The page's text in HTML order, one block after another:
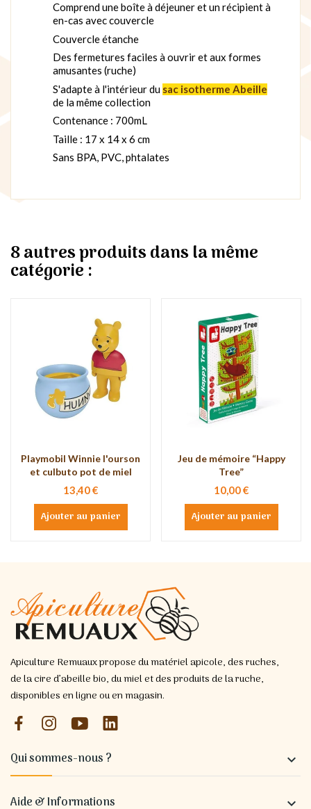
Comprend une boîte à déjeuner et un récipient à
en-cas avec couvercle
Couvercle étanche
Des fermetures faciles à ouvrir et aux formes
amusantes (ruche)
S'adapte à l'intérieur du sac isotherme Abeille
de la même collection
Contenance : 700mL
Taille : 17 x 14 x 6 cm
Sans BPA, PVC, phtalates
8 autres produits dans la même
catégorie :
Playmobil Winnie l'ourson
et culbuto pot de miel
13,40 €
Ajouter au panier
Jeu de mémoire “Happy
Tree”
10,00 €
Ajouter au panier
Apiculture Remuaux propose du matériel apicole, des ruches,
de la cire d’abeille bio, du miel et des produits de la ruche,
disponibles en ligne ou en magasin.
Qui sommes-nous ? 
Aide & Informations 